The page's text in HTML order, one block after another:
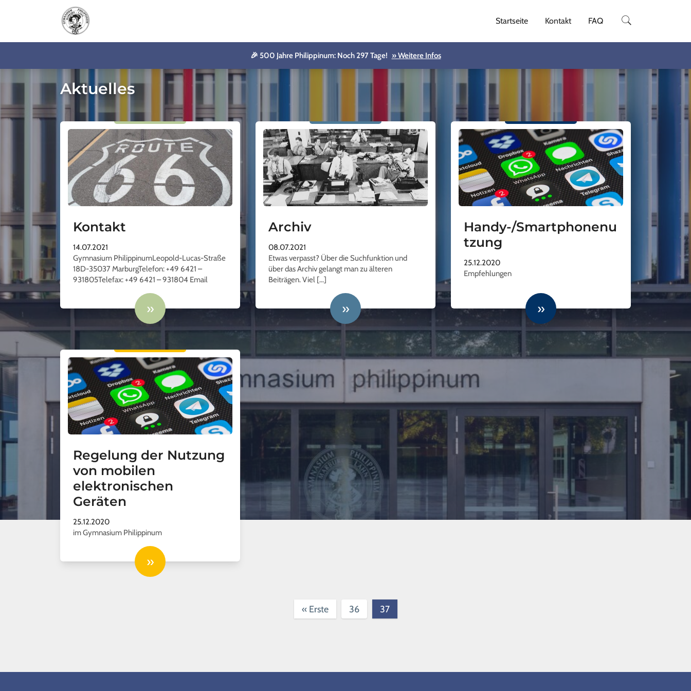
Startseite Kontakt FAQ
🎉 500 Jahre Philippinum: Noch 297 Tage! » Weitere Infos
Aktuelles
Kontakt
14.07.2021
Gymnasium PhilippinumLeopold-Lucas-Straße
18D-35037 MarburgTelefon: +49 6421 –
931805Telefax: +49 6421 – 931804 Email
»
Archiv
08.07.2021
Etwas verpasst? Über die Suchfunktion und
über das Archiv gelangt man zu älteren
Beiträgen. Viel […]
»
Handy-/Smartphonenu
tzung
25.12.2020
Empfehlungen
»
Regelung der Nutzung
von mobilen
elektronischen
Geräten
25.12.2020
im Gymnasium Philippinum
»
«Erste 36 37(current)